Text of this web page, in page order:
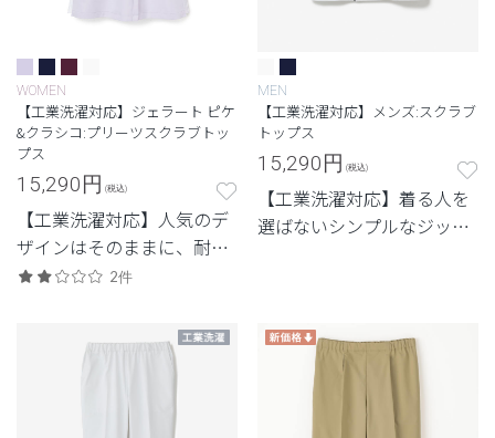
WOMEN
【工業洗濯対応】ジェラート ピケ
&クラシコ:プリーツスクラブトッ
プス
15,290円 (税込)
【工業洗濯対応】人気のデ
ザインはそのままに、耐久
性を兼ね備えたモデル
2件
MEN
【工業洗濯対応】メンズ:スクラブ
トップス
15,290円 (税込)
【工業洗濯対応】着る人を
選ばないシンプルなジップ